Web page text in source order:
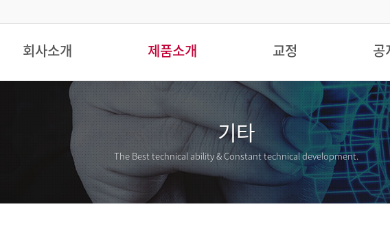
회사소개 제품소개 교정 공
기타
The Best technical ability &Constant technical development.